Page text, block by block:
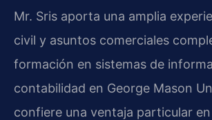
Mr. Sris aporta una amplia
civil y asuntos comerciales
formación en sistemas de
contabilidad en George Mason
confiere una ventaja particular